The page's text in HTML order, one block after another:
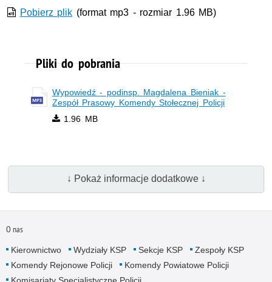
wideo
Pobierz plik (format mp3 - rozmiar 1.96 MB)
Pliki do pobrania
Wypowiedź - podinsp. Magdalena Bieniak -
Zespół Prasowy Komendy Stołecznej Policji
1.96 MB
↓ Pokaż informacje dodatkowe ↓
O nas
Kierownictwo Wydziały KSP Sekcje KSP
Zespoły KSP
Komendy Rejonowe Policji
Komendy Powiatowe Policji